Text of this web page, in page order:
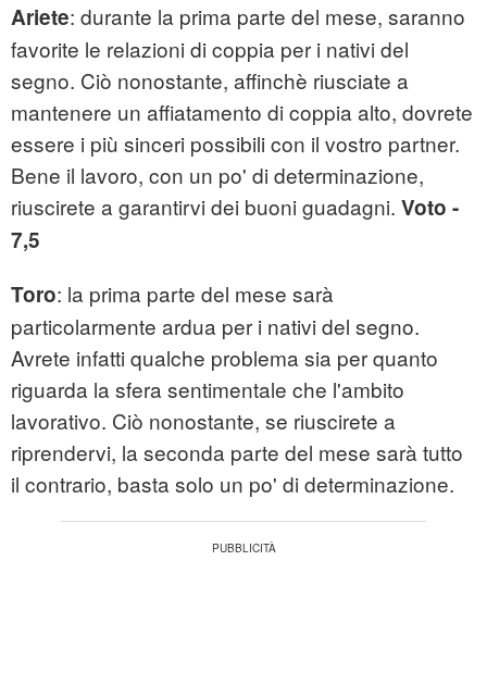
Ariete: durante la prima parte del mese, saranno
favorite le relazioni di coppia per i nativi del
segno. Ciò nonostante, affinchè riusciate a
mantenere un affiatamento di coppia alto, dovrete
essere i più sinceri possibili con il vostro partner.
Bene il lavoro, con un po' di determinazione,
riuscirete a garantirvi dei buoni guadagni. Voto -
7,5
Toro: la prima parte del mese sarà
particolarmente ardua per i nativi del segno.
Avrete infatti qualche problema sia per quanto
riguarda la sfera sentimentale che l'ambito
lavorativo. Ciò nonostante, se riuscirete a
riprendervi, la seconda parte del mese sarà tutto
il contrario, basta solo un po' di determinazione.